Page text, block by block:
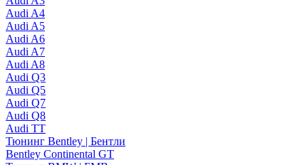
Audi A4
Audi A5
Audi A6
Audi A7
Audi A8
Audi Q3
Audi Q5
Audi Q7
Audi Q8
Audi TT
Тюнинг Bentley | Бентли
Bentley Continental GT